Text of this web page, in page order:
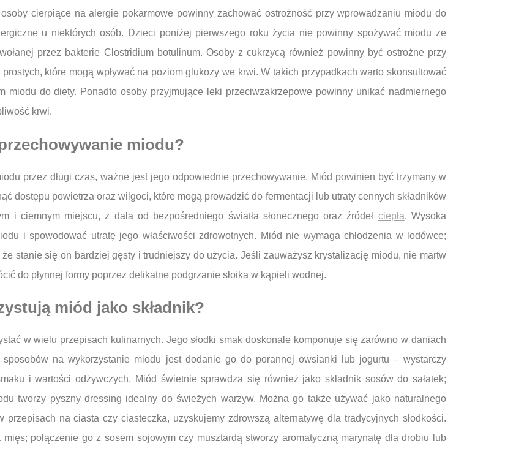
cierpiące na alergie pokarmowe powinny zachować ostrożność przy wprowadzaniu miodu do
u niektórych osób. Dzieci poniżej pierwszego roku życia nie powinny spożywać miodu ze
przez bakterie Clostridium botulinum. Osoby z cukrzycą również powinny być ostrożne przy
które mogą wpływać na poziom glukozy we krwi. W takich przypadkach warto skonsultować
miodu do diety. Ponadto osoby przyjmujące leki przeciwzakrzepowe powinny unikać nadmiernego
krwi.
miodu?
przez długi czas, ważne jest jego odpowiednie przechowywanie. Miód powinien być trzymany w
dostępu powietrza oraz wilgoci, które mogą prowadzić do fermentacji lub utraty cennych składników
i ciemnym miejscu, z dala od bezpośredniego światła słonecznego oraz źródeł ciepła. Wysoka
i spowodować utratę jego właściwości zdrowotnych. Miód nie wymaga chłodzenia w lodówce;
stanie się on bardziej gęsty i trudniejszy do użycia. Jeśli zauważysz krystalizację miodu, nie martw
do płynnej formy poprzez delikatne podgrzanie słoika w kąpieli wodnej.
miód jako składnik?
w wielu przepisach kulinarnych. Jego słodki smak doskonale komponuje się zarówno w daniach
na wykorzystanie miodu jest dodanie go do porannej owsianki lub jogurtu – wystarczy
i wartości odżywczych. Miód świetnie sprawdza się również jako składnik sosów do sałatek;
tworzy pyszny dressing idealny do świeżych warzyw. Można go także używać jako naturalnego
na ciasta czy ciasteczka, uzyskujemy zdrowszą alternatywę dla tradycyjnych słodkości.
połączenie go z sosem sojowym czy musztardą stworzy aromatyczną marynatę dla drobiu lub